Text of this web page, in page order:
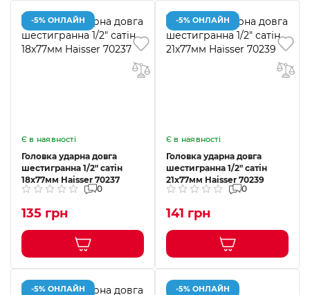
-5% ОНЛАЙН
Є в наявності
Головка ударна довга
шестигранна 1/2" сатін
18x77мм Haisser 70237
0
135 грн
-5% ОНЛАЙН
Є в наявності
Головка ударна довга
шестигранна 1/2" сатін
21x77мм Haisser 70239
0
141 грн
-5% ОНЛАЙН -5% ОНЛАЙН